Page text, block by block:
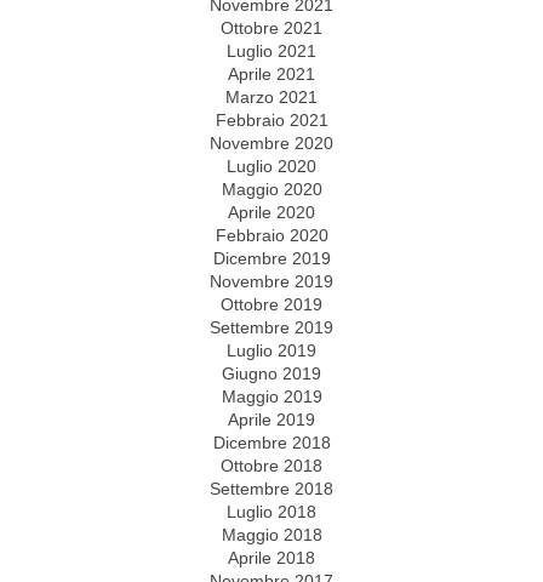
Novembre 2021
Ottobre 2021
Luglio 2021
Aprile 2021
Marzo 2021
Febbraio 2021
Novembre 2020
Luglio 2020
Maggio 2020
Aprile 2020
Febbraio 2020
Dicembre 2019
Novembre 2019
Ottobre 2019
Settembre 2019
Luglio 2019
Giugno 2019
Maggio 2019
Aprile 2019
Dicembre 2018
Ottobre 2018
Settembre 2018
Luglio 2018
Maggio 2018
Aprile 2018